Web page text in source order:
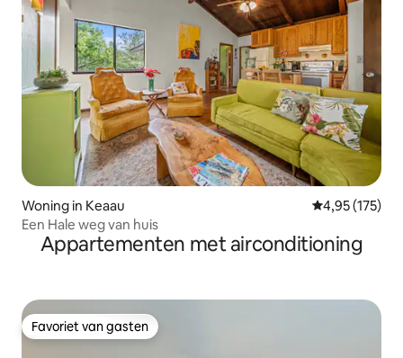
Woning in Keaau Gemiddelde
4,95 (175)
Een Hale weg van huis
Appartementen met airconditioning
Favoriet van gasten
Favoriet van gasten